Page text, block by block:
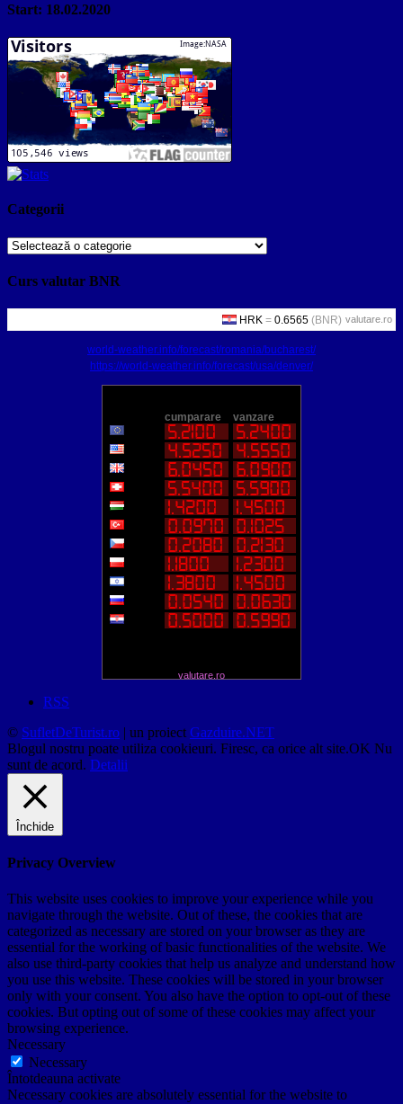
Start: 18.02.2020
Categorii
Categorii
Curs valutar BNR
valutare.ro
world-weather.info/forecast/romania/bucharest/
https://world-weather.info/forecast/usa/denver/
valutare.ro
RSS
© SufletDeTurist.ro | un proiect Gazduire.NET
Blogul nostru poate utiliza cookieuri. Firesc, ca orice alt site.OK Nu
sunt de acord. Detalii
Închide
Privacy Overview
This website uses cookies to improve your experience while you
navigate through the website. Out of these, the cookies that are
categorized as necessary are stored on your browser as they are
essential for the working of basic functionalities of the website. We
also use third-party cookies that help us analyze and understand how
you use this website. These cookies will be stored in your browser
only with your consent. You also have the option to opt-out of these
cookies. But opting out of some of these cookies may affect your
browsing experience.
Necessary
Necessary
Întotdeauna activate
Necessary cookies are absolutely essential for the website to